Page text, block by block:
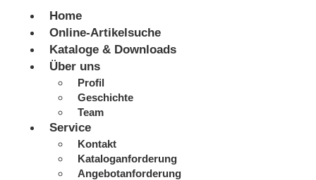
Home
Online-Artikelsuche
Kataloge & Downloads
Über uns
Profil
Geschichte
Team
Service
Kontakt
Kataloganforderung
Angebotanforderung